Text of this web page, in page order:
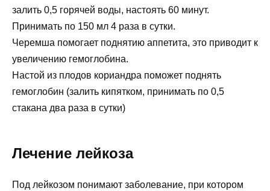
залить 0,5 горячей воды, настоять 60 минут.
Принимать по 150 мл 4 раза в сутки.
Черемша помогает поднятию аппетита, это приводит к
увеличению гемоглобина.
Настой из плодов кориандра поможет поднять
гемоглобин (залить кипятком, принимать по 0,5
стакана два раза в сутки)
Лечение лейкоза
Под лейкозом понимают заболевание, при котором